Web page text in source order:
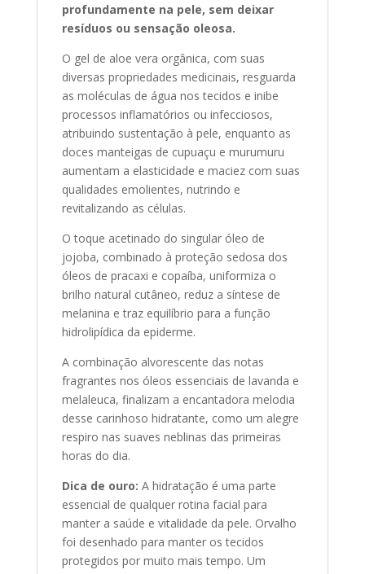
profundamente na pele, sem deixar
resíduos ou sensação oleosa.
O gel de aloe vera orgânica, com suas
diversas propriedades medicinais, resguarda
as moléculas de água nos tecidos e inibe
processos inflamatórios ou infecciosos,
atribuindo sustentação à pele, enquanto as
doces manteigas de cupuaçu e murumuru
aumentam a elasticidade e maciez com suas
qualidades emolientes, nutrindo e
revitalizando as células.
O toque acetinado do singular óleo de
jojoba, combinado à proteção sedosa dos
óleos de pracaxi e copaíba, uniformiza o
brilho natural cutâneo, reduz a síntese de
melanina e traz equilíbrio para a função
hidrolipídica da epiderme.
A combinação alvorescente das notas
fragrantes nos óleos essenciais de lavanda e
melaleuca, finalizam a encantadora melodia
desse carinhoso hidratante, como um alegre
respiro nas suaves neblinas das primeiras
horas do dia.
Dica de ouro: A hidratação é uma parte
essencial de qualquer rotina facial para
manter a saúde e vitalidade da pele. Orvalho
foi desenhado para manter os tecidos
protegidos por muito mais tempo. Um